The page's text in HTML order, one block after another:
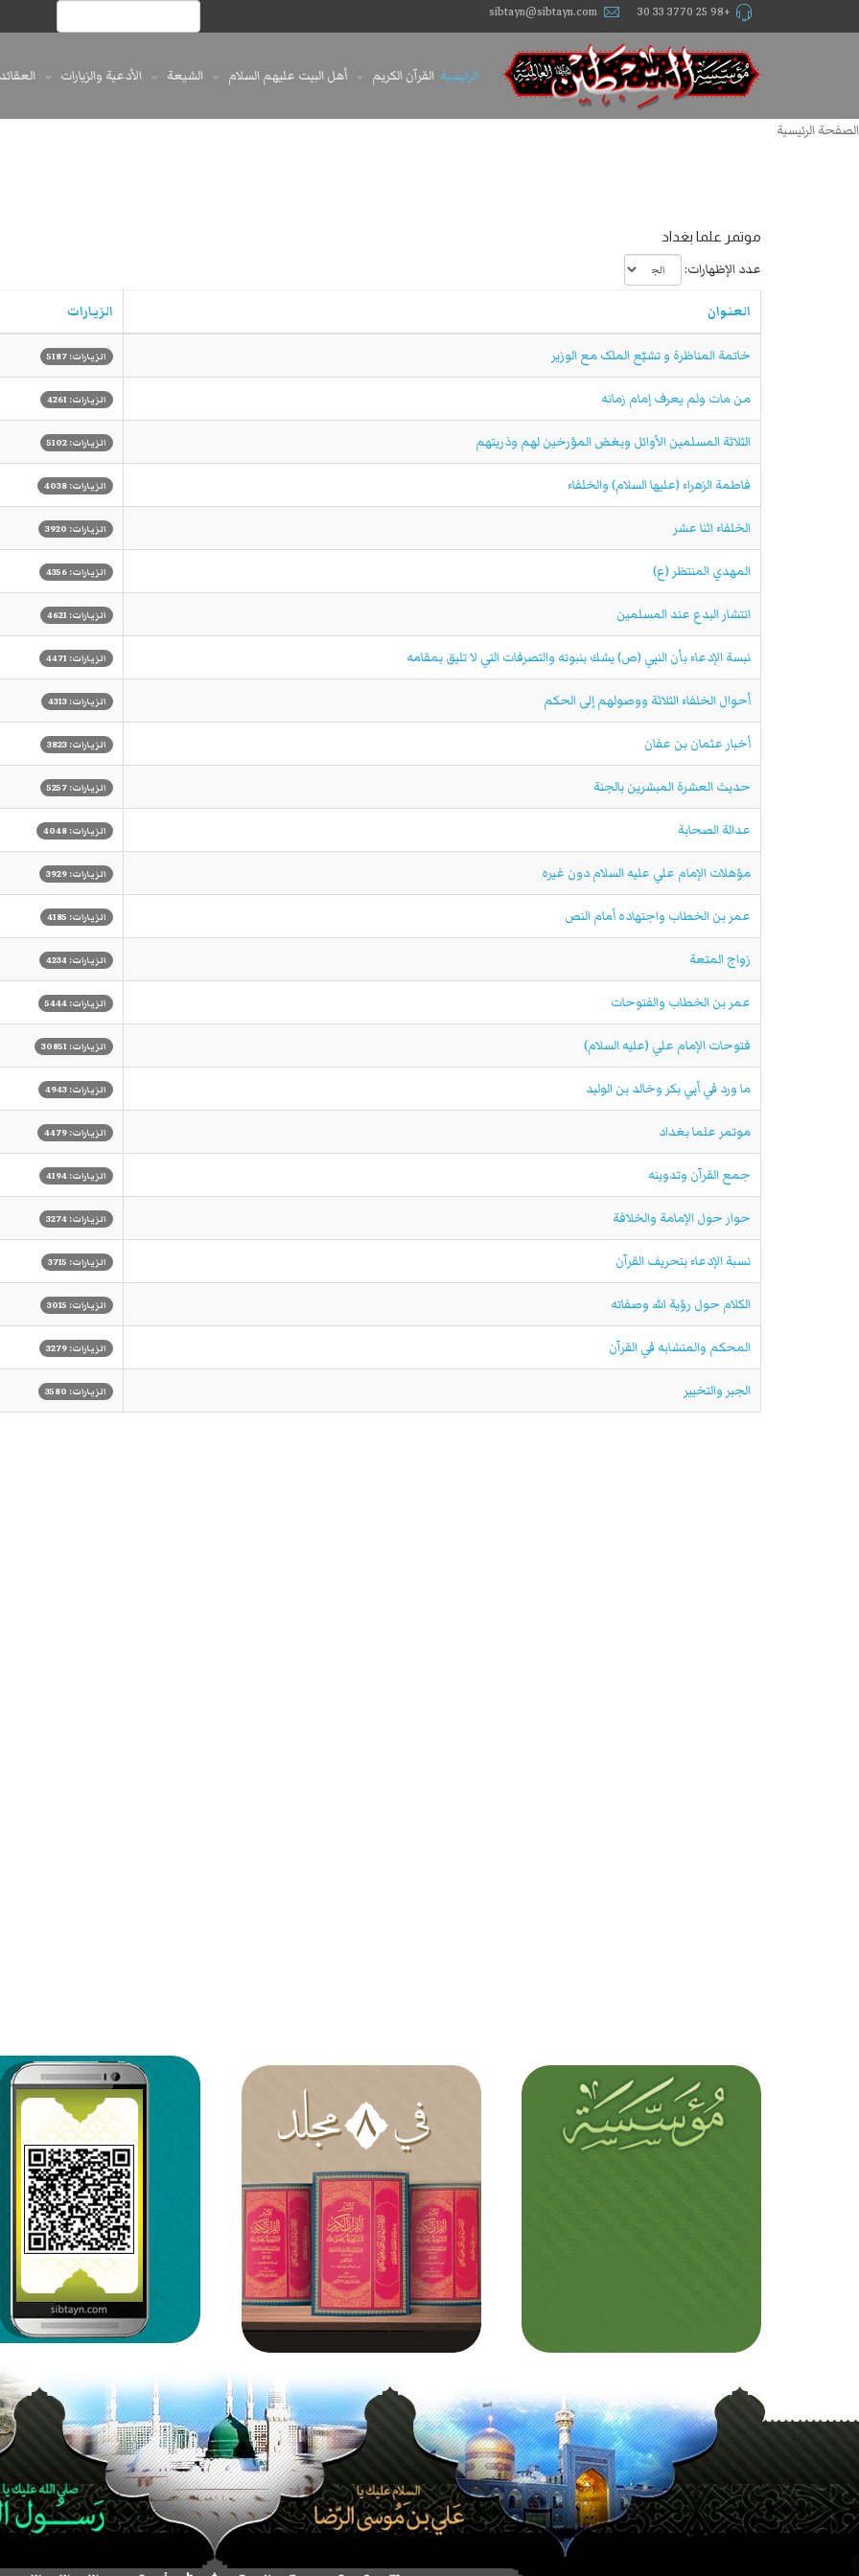
+98 25 3770 33 30
sibtayn@sibtayn.com
الرئيسية القرآن الكريم أهل البيت عليهم السلام الشيعة الأدعية والزيارات العقائد
الصفحة الرئيسية
موتمر علما بغداد
عدد الإظهارات:
العنوان الزيارات
خاتمة المناظرة و تشيّع الملک مع الوزير الزيارات: 5187
من مات ولم يعرف إمام زمانه الزيارات: 4261
الثلاثة المسلمين الأوائل وبغض المؤرخين لهم وذريتهم الزيارات: 5102
فاطمة الزهراء (عليها السلام) والخلفاء الزيارات: 4038
الخلفاء اثنا عشر الزيارات: 3920
المهدي المنتظر (ع) الزيارات: 4356
انتشار البدع عند المسلمين الزيارات: 4621
نبسة الإدعاء بأن النبي (ص) يشك بنبوته والتصرفات التي لا تليق بمقامه الزيارات: 4471
أحوال الخلفاء الثلاثة ووصولهم إلى الحكم الزيارات: 4313
أخبار عثمان بن عفان الزيارات: 3823
حديث العشرة المبشرين بالجنة الزيارات: 5257
عدالة الصحابة الزيارات: 4048
مؤهلات الإمام علي عليه السلام دون غيره الزيارات: 3929
عمر بن الخطاب واجتهاده أمام النص الزيارات: 4185
زواج المتعة الزيارات: 4234
عمر بن الخطاب والفتوحات الزيارات: 5444
فتوحات الإمام علي (عليه السلام) الزيارات: 30851
ما ورد في أبي بكر وخالد بن الوليد الزيارات: 4943
موتمر علما بغداد الزيارات: 4479
جمع القرآن وتدوينه الزيارات: 4194
حوار حول الإمامة والخلافة الزيارات: 3274
نسبة الإدعاء بتحريف القرآن الزيارات: 3715
الكلام حول رؤية الله وصفاته الزيارات: 3015
المحكم والمتشابه في القرآن الزيارات: 3279
الجبر والتخيير الزيارات: 3580